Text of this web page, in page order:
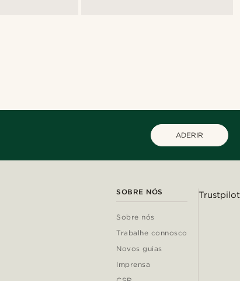
ADERIR
SOBRE NÓS
Sobre nós
Trabalhe connosco
Novos guias
Imprensa
Trustpilot